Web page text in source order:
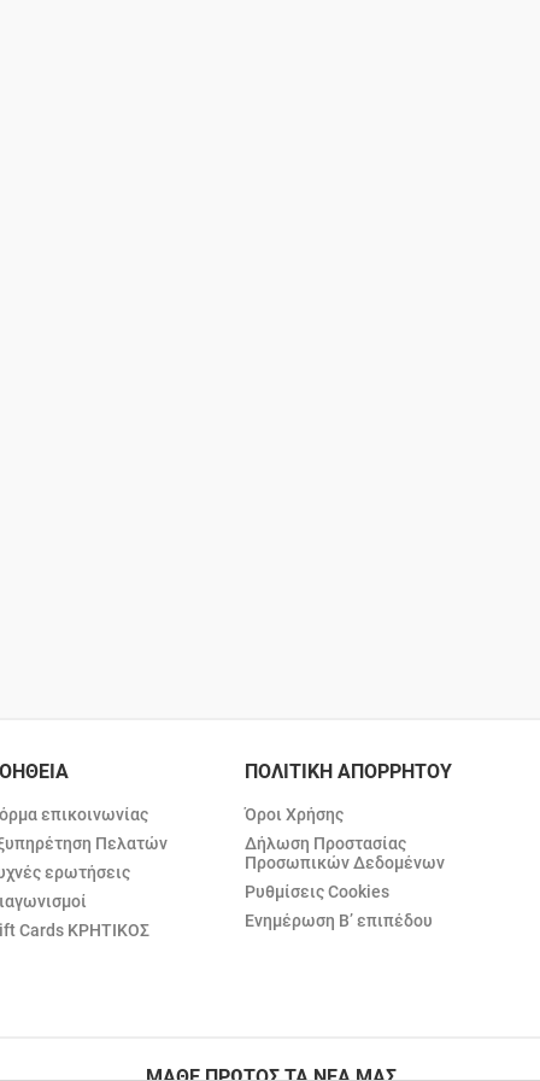
επικοινωνίας
Πελατών
ερωτήσεις
Cards ΚΡΗΤΙΚΟΣ
ΠΟΛΙΤΙΚΗ ΑΠΟΡΡΗΤΟΥ
Όροι Χρήσης
Δήλωση Προστασίας
Προσωπικών Δεδομένων
Ρυθμίσεις Cookies
Ενημέρωση Β’ επιπέδου